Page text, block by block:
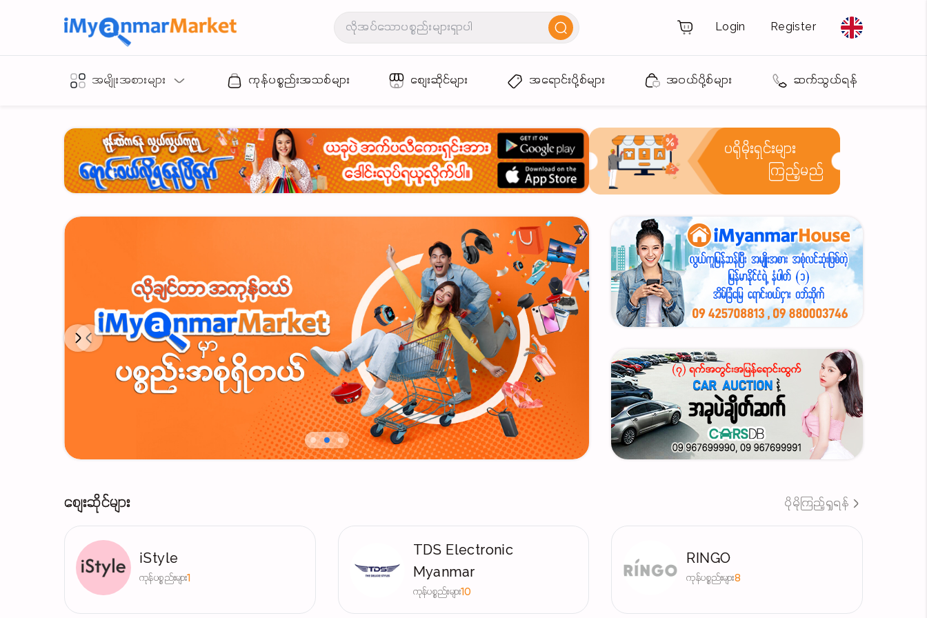
Login Register
အမျိုးအစားများ ကုန်ပစ္စည်းအသစ်များ စျေးဆိုင်များ အရောင်းပို့စ်များ အဝယ်ပို့စ်များ ဆက်သွယ်ရန်
ပရိုမိုးရှင်းများ
ကြည့်မည်
Previous
Next
စျေးဆိုင်များ ပိုမိုကြည့်ရှုရန်
iStyle
ကုန်ပစ္စည်းများ1
TDS Electronic
Myanmar
ကုန်ပစ္စည်းများ10
RINGO
ကုန်ပစ္စည်းများ8